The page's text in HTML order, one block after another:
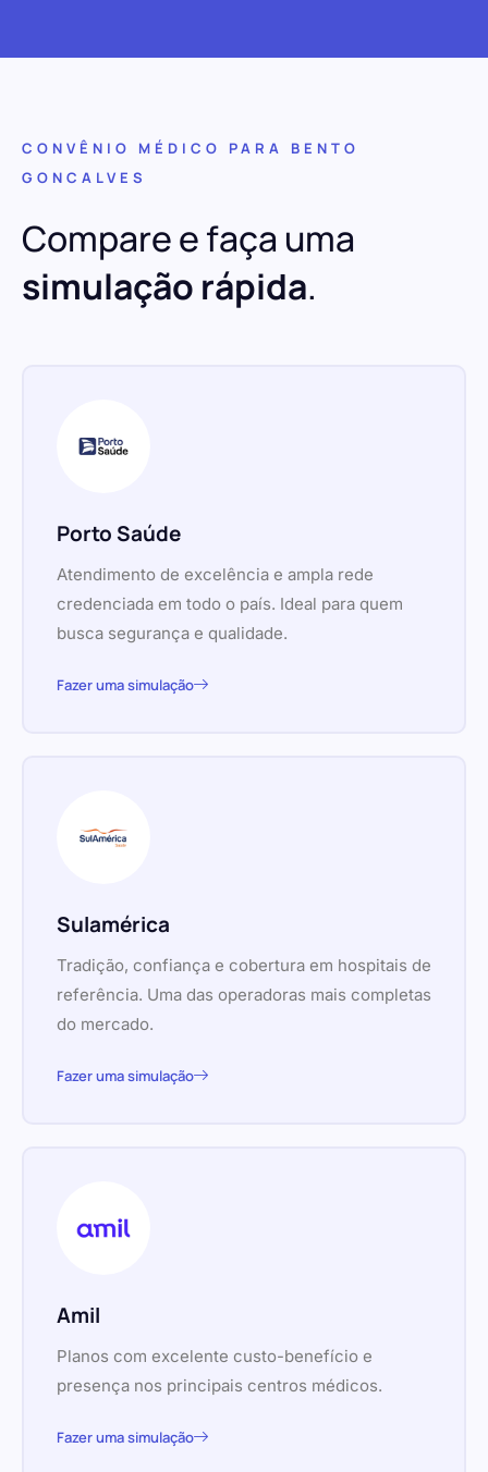
CONVÊNIO MÉDICO PARA BENTO
GONCALVES
Compare e faça uma
simulação rápida.
Porto Saúde
Atendimento de excelência e ampla rede
credenciada em todo o país. Ideal para quem
busca segurança e qualidade.
Fazer uma simulação
Sulamérica
Tradição, confiança e cobertura em hospitais de
referência. Uma das operadoras mais completas
do mercado.
Fazer uma simulação
Amil
Planos com excelente custo-benefício e
presença nos principais centros médicos.
Fazer uma simulação